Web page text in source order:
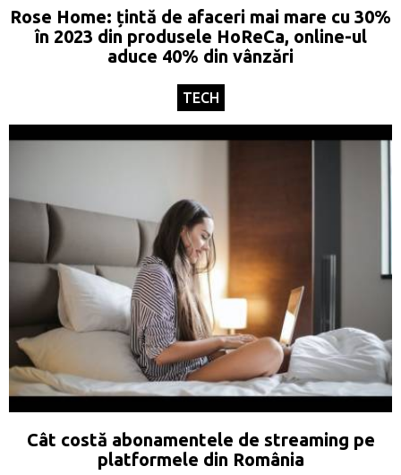
Rose Home: țintă de afaceri mai mare cu 30%
în 2023 din produsele HoReCa, online-ul
aduce 40% din vânzări
TECH
Cât costă abonamentele de streaming pe
platformele din România